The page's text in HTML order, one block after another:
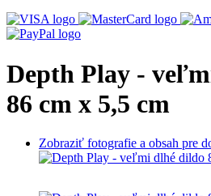
Depth Play -
86 cm x 5,5 cm
Zobraziť fotografie a obsah pre